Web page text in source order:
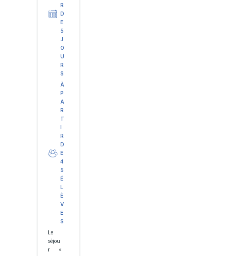
R
D
E
5
J
O
U
R
S
À
P
A
R
T
R
D
E
4
5
É
L
È
V
E
S
Le
séjou
r «